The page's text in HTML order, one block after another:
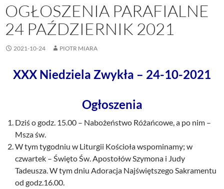
OGŁOSZENIA PARAFIALNE
24 PAŹDZIERNIK 2021
2021-10-24 PIOTR MIARA
XXX Niedziela Zwykła – 24-10-2021
Ogłoszenia
Dziś o godz. 15.00 – Nabożeństwo Różańcowe, a po nim –
Msza św.
W tym tygodniu w Liturgii Kościoła wspominamy; w
czwartek – Święto Św. Apostołów Szymona i Judy
Tadeusza. W tym dniu Adoracja Najświętszego Sakramentu
od godz.16.00.